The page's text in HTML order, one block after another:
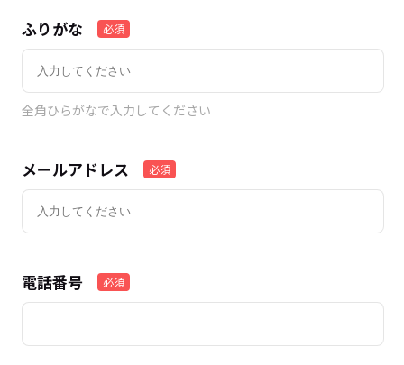
ふりがな 必須
全角ひらがなで入力してください
メールアドレス 必須
電話番号 必須